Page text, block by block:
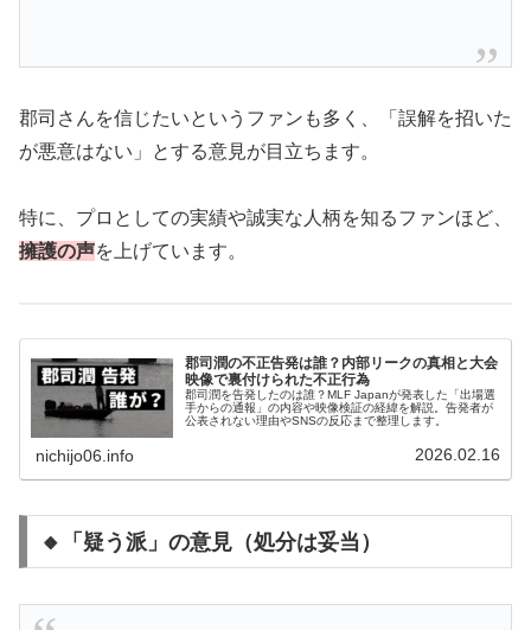
郡司さんを信じたいというファンも多く、「誤解を招いた
が悪意はない」とする意見が目立ちます。
特に、プロとしての実績や誠実な人柄を知るファンほど、
擁護の声を上げています。
郡司潤の不正告発は誰？内部リークの真相と大会
映像で裏付けられた不正行為
郡司潤を告発したのは誰？MLF Japanが発表した「出場選
手からの通報」の内容や映像検証の経緯を解説。告発者が
公表されない理由やSNSの反応まで整理します。
nichijo06.info 2026.02.16
🔸「疑う派」の意見（処分は妥当）